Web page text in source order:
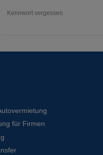
Kennwort vergessen
für Firmen